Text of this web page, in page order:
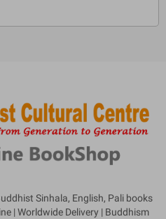
Sinhala, English, Pali books
| Worldwide Delivery | Buddhism